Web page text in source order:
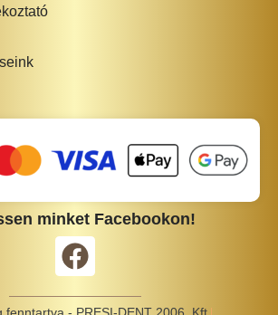
minket Facebookon!